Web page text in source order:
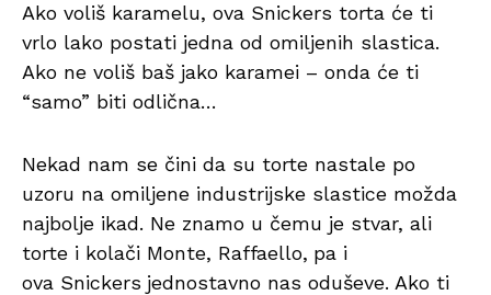
Ako voliš karamelu, ova Snickers torta će ti
vrlo lako postati jedna od omiljenih slastica.
Ako ne voliš baš jako karamei – onda će ti
“samo” biti odlična…
Nekad nam se čini da su torte nastale po
uzoru na omiljene industrijske slastice možda
najbolje ikad. Ne znamo u čemu je stvar, ali
torte i kolači Monte, Raffaello, pa i
ova Snickers jednostavno nas oduševe. Ako ti